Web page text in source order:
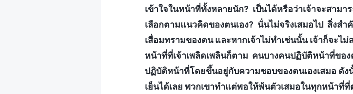
เข้าใจในหน้าที่ทั้งหลายนัก? เป็นได้หรือว่าเจ้าจะสาม
เลือกตามแนวคิดของตนเอง? นั่นไม่จริงเสมอไป สิ่งส
เสื่อมทรามของตน และหากเจ้าไม่ทำเช่นนั้น เจ้าก็จะไ
หน้าที่ที่เจ้าเพลิดเพลินก็ตาม คนบางคนปฏิบัติหน้าที่ขอ
ปฏิบัติหน้าที่โดยขึ้นอยู่กับความชอบของตนเองเสมอ ดัง
เย็นได้เลย พวกเขาทำแต่พอให้พ้นตัวเสมอในทุกหน้าที่